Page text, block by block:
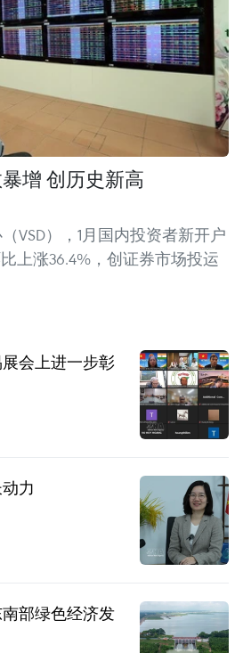
增 创历史新高
VSD），1月国内投资者新开户
上涨36.4%，创证券市场投运
会上进一步彰
力
部绿色经济发